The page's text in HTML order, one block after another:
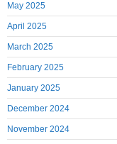
May 2025
April 2025
March 2025
February 2025
January 2025
December 2024
November 2024